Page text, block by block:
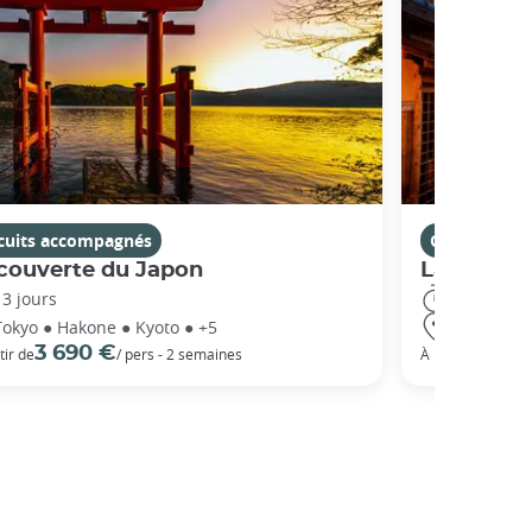
accompagnés
du Japon
jours
● Hakone ● Kyoto ● +5
de3 690 €/ pers - 2 semaines
Circuits
La Route
À partir de